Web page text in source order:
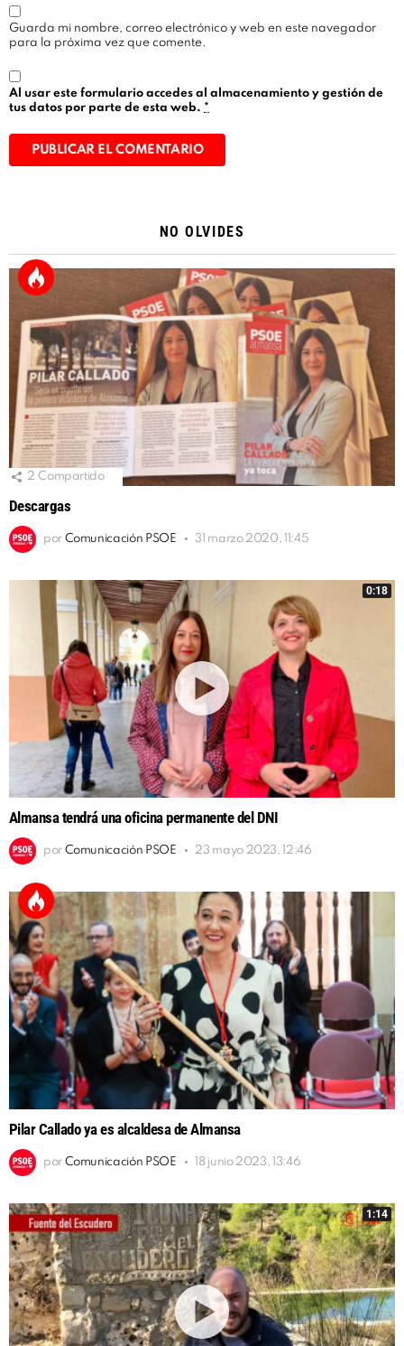
Guarda mi nombre, correo electrónico y web en este navegador
para la próxima vez que comente.
Al usar este formulario accedes al almacenamiento y gestión de
tus datos por parte de esta web. *
NO OLVIDES
2 Compartido
Descargas
por Comunicación PSOE 31 marzo 2020, 11:45
0:18
Almansa tendrá una oficina permanente del DNI
por Comunicación PSOE 23 mayo 2023, 12:46
Pilar Callado ya es alcaldesa de Almansa
por Comunicación PSOE 18 junio 2023, 13:46
1:14